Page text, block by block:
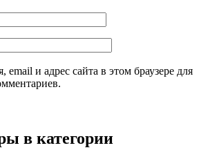
и адрес сайта в этом браузере для
в категории